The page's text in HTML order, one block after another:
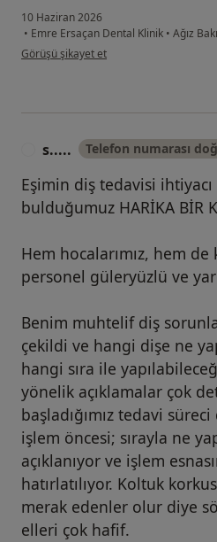
10 Haziran 2026
• Emre Ersaçan Dental Klinik • Ağız
kullanıcının görüşüne göre ha...k
Görüşü şikayet et
s..... Telefon numarası
Eşimin diş tedavisi ihtiyacı
bulduğumuz HARİKA BİR
Hem hocalarımız, hem
personel güleryüzlü ve
Benim muhtelif diş
çekildi ve hangi dişe ne
hangi sıra ile
yönelik açıklamalar çok
başladığımız tedavi
işlem öncesi; sırayla ne
açıklanıyor ve işlem
hatırlatılıyor. Koltuk
merak edenler olur diye
elleri çok hafif.